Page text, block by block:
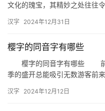
文化的瑰宝，其精妙之处往往
后…
汉字 2024年12月31日
樱字的同音字有哪些
樱字的同音字有哪些 前言
季的盛开总能吸引无数游客前
汉字 2024年12月12日